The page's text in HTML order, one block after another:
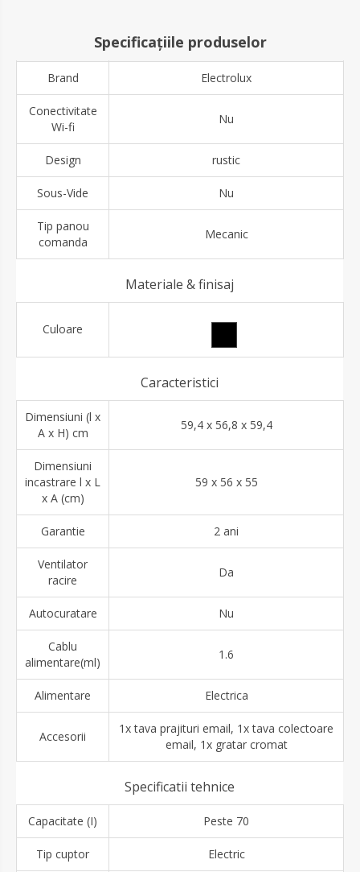
Specificațiile produselor
Brand Electrolux
Conectivitate
Wi-fi
Nu
Design rustic
Sous-Vide Nu
Tip panou
comanda
Mecanic
Materiale & finisaj
Culoare
Caracteristici
Dimensiuni (l x
A x H) cm
59,4 x 56,8 x 59,4
Dimensiuni
incastrare l x L
x A (cm)
59 x 56 x 55
Garantie 2 ani
Ventilator
racire
Da
Autocuratare Nu
Cablu
alimentare(ml)
1.6
Alimentare Electrica
Accesorii
1x tava prajituri email, 1x tava colectoare
email, 1x gratar cromat
Specificatii tehnice
Capacitate (I) Peste 70
Tip cuptor Electric